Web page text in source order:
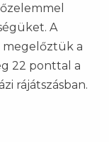
A
a
22 ponttal a
rájátszásban.